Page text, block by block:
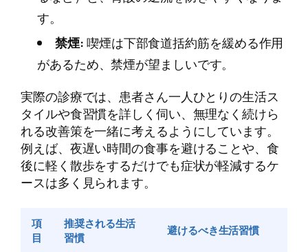
す。
禁煙:喫煙は下部食道括約筋を緩める作用
があるため、禁煙が望ましいです。
実際の診療では、患者さん一人ひとりの生活ス
タイルや食習慣を詳しく伺い、無理なく続けら
れる改善策を一緒に考えるようにしています。
例えば、夜遅い時間の食事を避けることや、食
後に軽く散歩をするだけでも症状が軽減するケ
ースは多く見られます。
項
目
推奨される生活
習慣
避けるべき生活習慣